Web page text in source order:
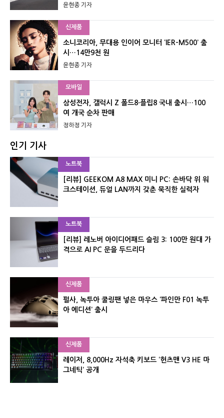
윤현종 기자
신제품
소니코리아, 무대용 인이어 모니터 ‘IER-M500’ 출
시…14만9천 원
윤현종 기자
모바일
삼성전자, 갤럭시 Z 폴드8·플립8 국내 출시…100
여 개국 순차 판매
정하정 기자
인기 기사
노트북
[리뷰] GEEKOM A8 MAX 미니 PC: 손바닥 위 워
크스테이션, 듀얼 LAN까지 갖춘 묵직한 실력자
노트북
[리뷰] 레노버 아이디어패드 슬림 3: 100만 원대 가
격으로 AI PC 문을 두드리다
신제품
펄사, 녹투아 쿨링팬 넣은 마우스 ‘파인만 F01 녹투
아 에디션’ 출시
신제품
레이저, 8,000Hz 자석축 키보드 ‘헌츠맨 V3 HE 마
그네틱’ 공개